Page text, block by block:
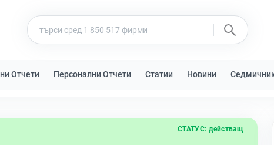
Отчети Персонални Отчети Статии Новини
СТАТУС: действащ